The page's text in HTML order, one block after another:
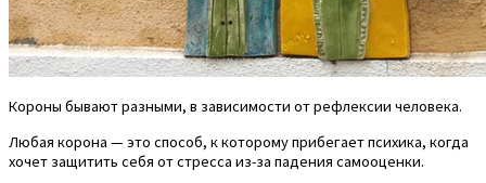
Короны бывают разными, в зависимости от рефлексии человека.
Любая корона — это способ, к которому прибегает психика, когда
хочет защитить себя от стресса из-за падения самооценки.